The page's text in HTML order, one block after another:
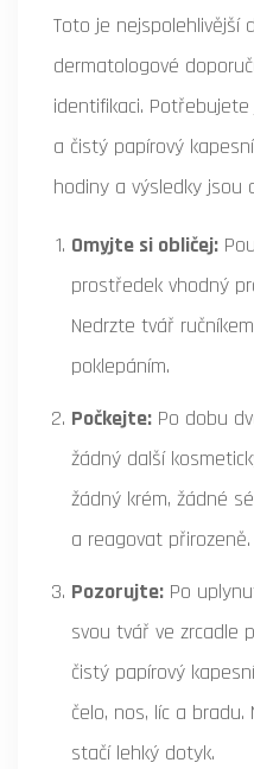
Toto je nejspolehlivější
dermatologové
identifikaci.
a čistý papírový
hodiny a výsledky jsou
Omyjte si obličej:
prostředek vhodný
Nedrzte tvář
poklepáním.
Počkejte: Po dobu
žádný další
žádný krém, žádné
a reagovat přirozeně.
Pozorujte: Po
svou tvář ve zrcadle
čistý papírový
čelo, nos, líc a
stačí lehký dotyk.